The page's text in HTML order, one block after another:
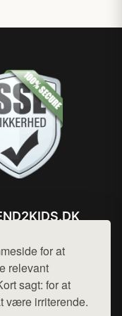
for at
relevant
sagt: for at
være irriterende.
hej@want.dk
og privatlivspolitik